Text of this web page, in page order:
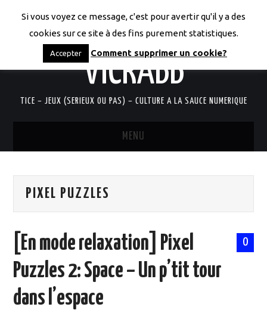
LES CODICES DE
VICRABB
TICE – JEUX (SERIEUX OU PAS) – CULTURE A LA SAUCE NUMERIQUE
MENU
QUI SUIS-JE?
DOCUMENTS
MOOC SUIVIS
PIXEL PUZZLES
0
[En mode relaxation] Pixel
Puzzles 2: Space – Un p’tit tour
dans l’espace
Si vous voyez ce message, c'est pour avertir qu'il y a des
cookies sur ce site à des fins purement statistiques.
Accepter Comment supprimer un cookie?